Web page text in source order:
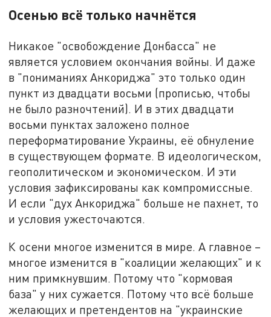
Осенью всё только начнётся
Никакое "освобождение Донбасса" не
является условием окончания войны. И даже
в "пониманиях Анкориджа" это только один
пункт из двадцати восьми (прописью, чтобы
не было разночтений). И в этих двадцати
восьми пунктах заложено полное
переформатирование Украины, её обнуление
в существующем формате. В идеологическом,
геополитическом и экономическом. И эти
условия зафиксированы как компромиссные.
И если "дух Анкориджа" больше не пахнет, то
и условия ужесточаются.
К осени многое изменится в мире. А главное –
многое изменится в "коалиции желающих" и к
ним примкнувшим. Потому что "кормовая
база" у них сужается. Потому что всё больше
желающих и претендентов на "украинские